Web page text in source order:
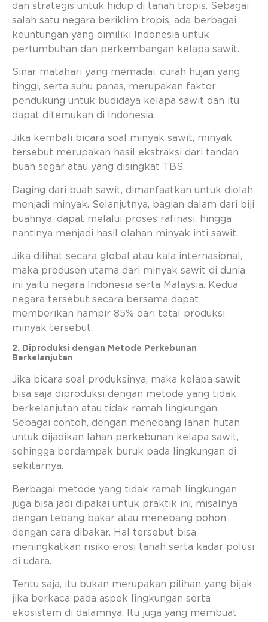
dan strategis untuk hidup di tanah tropis. Sebagai
salah satu negara beriklim tropis, ada berbagai
keuntungan yang dimiliki Indonesia untuk
pertumbuhan dan perkembangan kelapa sawit.
Sinar matahari yang memadai, curah hujan yang
tinggi, serta suhu panas, merupakan faktor
pendukung untuk budidaya kelapa sawit dan itu
dapat ditemukan di Indonesia.
Jika kembali bicara soal minyak sawit, minyak
tersebut merupakan hasil ekstraksi dari tandan
buah segar atau yang disingkat TBS.
Daging dari buah sawit, dimanfaatkan untuk diolah
menjadi minyak. Selanjutnya, bagian dalam dari biji
buahnya, dapat melalui proses rafinasi, hingga
nantinya menjadi hasil olahan minyak inti sawit.
Jika dilihat secara global atau kala internasional,
maka produsen utama dari minyak sawit di dunia
ini yaitu negara Indonesia serta Malaysia. Kedua
negara tersebut secara bersama dapat
memberikan hampir 85% dari total produksi
minyak tersebut.
2. Diproduksi dengan Metode Perkebunan
Berkelanjutan
Jika bicara soal produksinya, maka kelapa sawit
bisa saja diproduksi dengan metode yang tidak
berkelanjutan atau tidak ramah lingkungan.
Sebagai contoh, dengan menebang lahan hutan
untuk dijadikan lahan perkebunan kelapa sawit,
sehingga berdampak buruk pada lingkungan di
sekitarnya.
Berbagai metode yang tidak ramah lingkungan
juga bisa jadi dipakai untuk praktik ini, misalnya
dengan tebang bakar atau menebang pohon
dengan cara dibakar. Hal tersebut bisa
meningkatkan risiko erosi tanah serta kadar polusi
di udara.
Tentu saja, itu bukan merupakan pilihan yang bijak
jika berkaca pada aspek lingkungan serta
ekosistem di dalamnya. Itu juga yang membuat